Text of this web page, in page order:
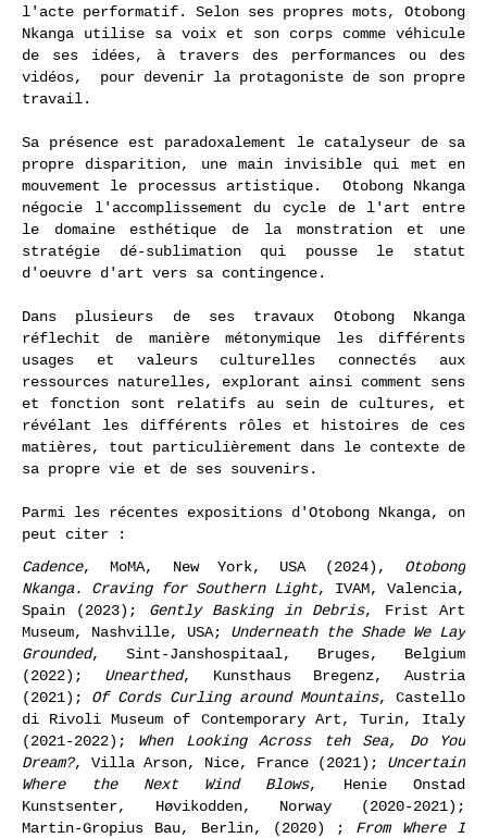
l'acte performatif. Selon ses propres mots, Otobong
Nkanga utilise sa voix et son corps comme véhicule
de ses idées, à travers des performances ou des
vidéos, pour devenir la protagoniste de son propre
travail.
Sa présence est paradoxalement le catalyseur de sa
propre disparition, une main invisible qui met en
mouvement le processus artistique. Otobong Nkanga
négocie l'accomplissement du cycle de l'art entre
le domaine esthétique de la monstration et une
stratégie dé-sublimation qui pousse le statut
d'oeuvre d'art vers sa contingence.
Dans plusieurs de ses travaux Otobong Nkanga
réflechit de manière métonymique les différents
usages et valeurs culturelles connectés aux
ressources naturelles, explorant ainsi comment sens
et fonction sont relatifs au sein de cultures, et
révélant les différents rôles et histoires de ces
matières, tout particulièrement dans le contexte de
sa propre vie et de ses souvenirs.
Parmi les récentes expositions d'Otobong Nkanga, on
peut citer :
Cadence, MoMA, New York, USA (2024), Otobong
Nkanga. Craving for Southern Light, IVAM, Valencia,
Spain (2023); Gently Basking in Debris, Frist Art
Museum, Nashville, USA; Underneath the Shade We Lay
Grounded, Sint-Janshospitaal, Bruges, Belgium
(2022); Unearthed, Kunsthaus Bregenz, Austria
(2021); Of Cords Curling around Mountains, Castello
di Rivoli Museum of Contemporary Art, Turin, Italy
(2021-2022); When Looking Across teh Sea, Do You
Dream?, Villa Arson, Nice, France (2021); Uncertain
Where the Next Wind Blows, Henie Onstad
Kunstsenter, Høvikodden, Norway (2020-2021);
Martin-Gropius Bau, Berlin, (2020) ;
From Where I